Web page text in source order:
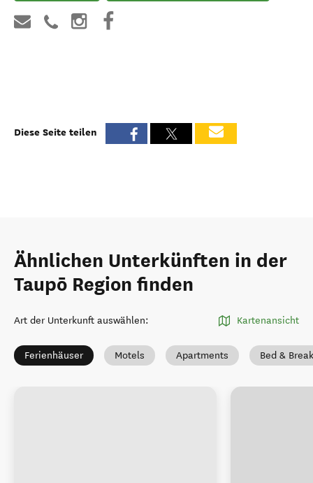
Diese Seite teilen
Ähnlichen Unterkünften in der
Taupō Region finden
Art der Unterkunft auswählen: Kartenansicht
Ferienhäuser Motels Apartments Bed &